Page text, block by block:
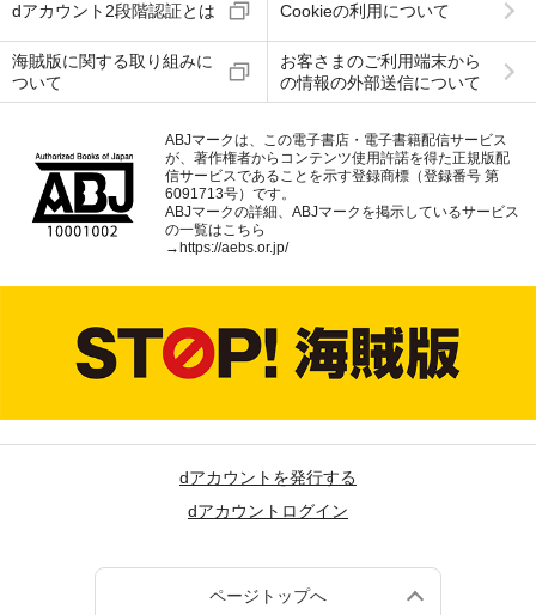
dアカウント2段階認証とは Cookieの利用について
海賊版に関する取り組みに
ついて
お客さまのご利用端末から
の情報の外部送信について
ABJマークは、この電子書店・電子書籍配信サービス
が、著作権者からコンテンツ使用許諾を得た正規版配
信サービスであることを示す登録商標（登録番号 第
6091713号）です。
ABJマークの詳細、ABJマークを掲示しているサービス
の一覧はこちら
→ https://aebs.or.jp/
dアカウントを発行する
dアカウントログイン
ページトップへ